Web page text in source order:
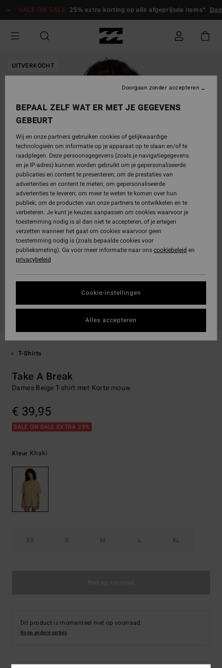
naar
SALE ON SALE 25% extra korting op alle afgeprijsde items*
UITVERKOCHT
T-Shirts
Take A Break
Dames Beige T-shirt met Korte mouw
€ 39,95
SALE ON SALE EXTRA 25%
Kleur Khaki
XS S M L XL
Dit product is momenteel niet op voorraad.
Koop andere opties
BEPAAL ZELF WAT ER MET JE GEGEVENS
GEBEURT
Wij en onze partners gebruiken cookies of gelijkwaardige
technologieën om informatie op je apparaat op te slaan en/of te
raadplegen. Deze persoonsgegevens (zoals je navigatiegegevens
en je IP-adres) kunnen worden gebruikt om je gepersonaliseerde
publicaties en content te presenteren; om de prestaties van
advertenties en content te meten; om gepersonaliseerde
advertenties te leveren; om meer te weten te komen over hun
publiek; om de producten van onze partners te ontwikkelen en te
verbeteren. Je kunt je keuzes aanpassen om cookies waarvoor je
toestemming nodig is al dan niet te accepteren, of je ertegen
verzetten wanneer het gaat om cookies waarvoor geen
toestemming nodig is (zoals bepaalde cookies voor
publieksmeting). Ga voor meer informatie naar onscookiebeleid en
privacybeleid
Cookie-instellingen
Doorgaan zonder accepteren
Alles accepteren